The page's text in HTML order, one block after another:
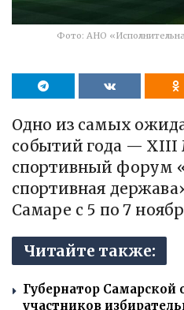
Фото: АНО
Одно из самых
событий года —
спортивный форум
спортивная
Самаре с 5 по 7
Читайте также:
Губернатор Самарской
участников